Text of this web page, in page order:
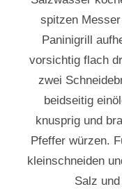
spitzen
Paninigrill
vorsichtig flach
zwei
beidseitig
knusprig und
Pfeffer würzen.
kleinschneiden
Salz